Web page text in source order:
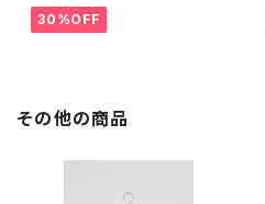
30%OFF
その他の商品